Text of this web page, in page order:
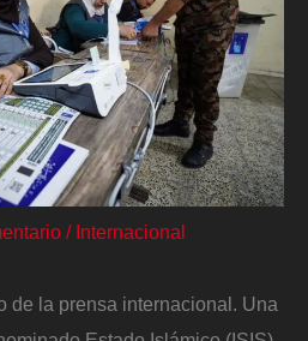
/ Internacional
de la prensa internacional. Una